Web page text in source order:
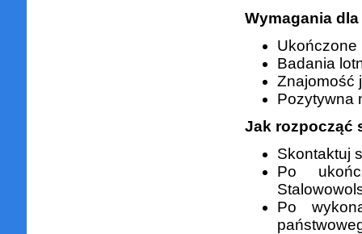
Wymagania
Ukończone
Badania
Znajomość
Pozytywna
Jak rozpocząć
Skontaktuj
Po
Po